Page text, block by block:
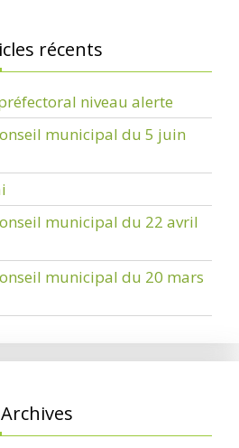
récents
niveau alerte
municipal du 5 juin
municipal du 22 avril
municipal du 20 mars
Archives